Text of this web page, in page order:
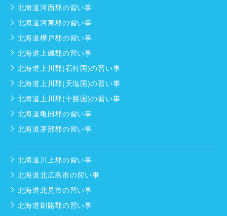
北海道河西郡の習い事
北海道河東郡の習い事
北海道樺戸郡の習い事
北海道上磯郡の習い事
北海道上川郡(石狩国)の習い事
北海道上川郡(天塩国)の習い事
北海道上川郡(十勝国)の習い事
北海道亀田郡の習い事
北海道茅部郡の習い事
北海道川上郡の習い事
北海道北広島市の習い事
北海道北見市の習い事
北海道釧路郡の習い事